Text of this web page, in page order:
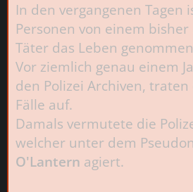
In den vergangenen Tagen
Personen von einem
Täter das Leben
Vor ziemlich genau einem
den Polizei Archiven,
Fälle auf.
Damals vermutete die
welcher unter dem
O'Lantern agiert.